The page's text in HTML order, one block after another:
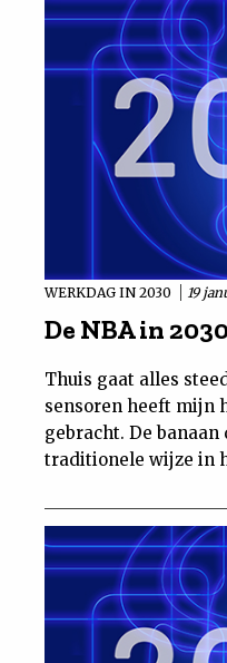
WERKDAG IN 2030 19
De NBA in
Thuis gaat alles
sensoren heeft mijn
gebracht. De
traditionele wijze in